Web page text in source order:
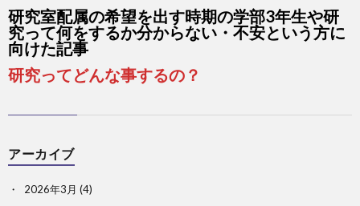
研究室配属の希望を出す時期の学部3年生や研
究って何をするか分からない・不安という方に
向けた記事
研究ってどんな事するの？
アーカイブ
2026年3月 (4)